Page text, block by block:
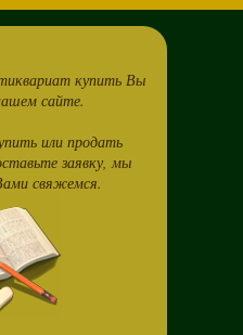
купить Вы
сайте.
или продать
заявку, мы
свяжемся.